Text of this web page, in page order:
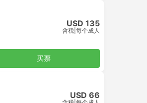
USD 135
含税 每个成人
买票
USD 66